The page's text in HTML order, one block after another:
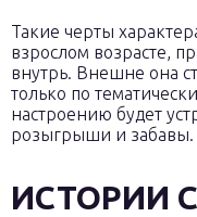
Такие черты
взрослом возрасте,
внутрь. Внешне она
только по
настроению будет
розыгрыши и забавы.
ИСТОРИИ